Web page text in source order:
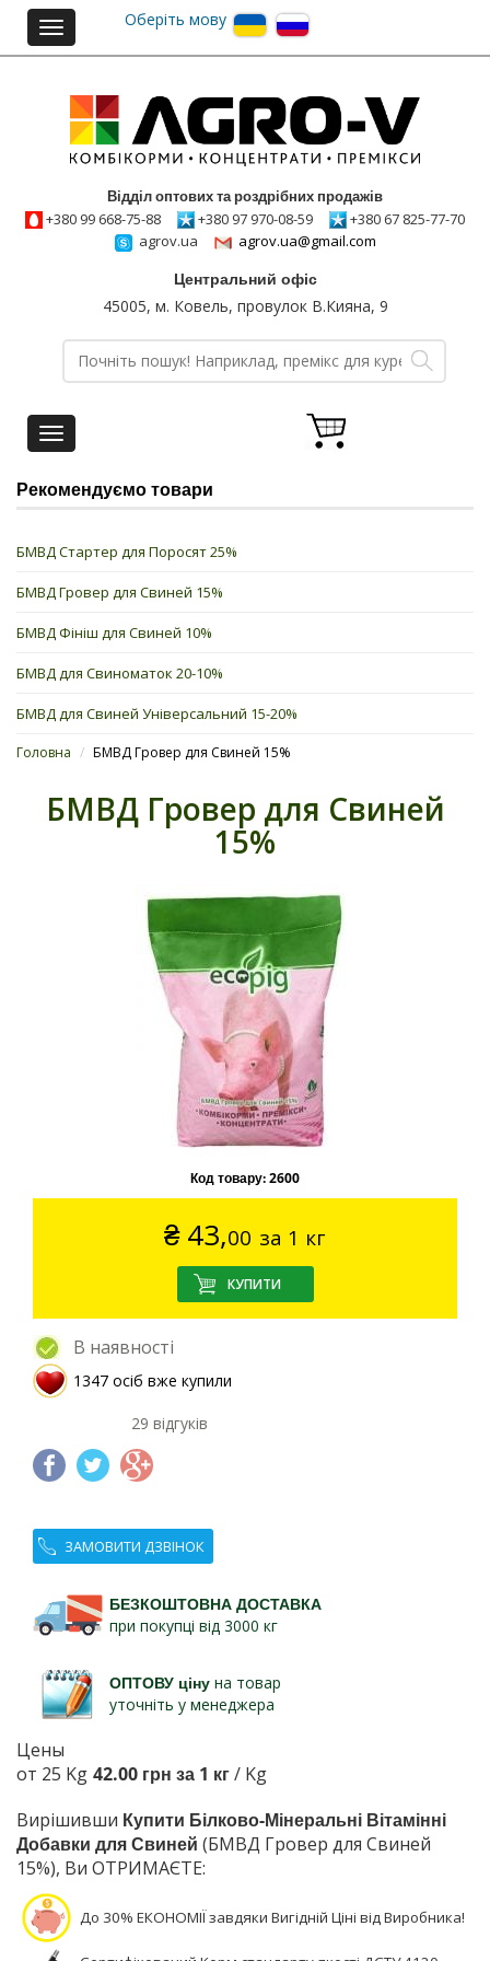
Toggle
navigation
Оберіть мову
Відділ оптових та роздрібних продажів
+380 99 668-75-88
+380 97 970-08-59
+380 67 825-77-70
agrov.ua
agrov.ua@gmail.com
Центральний офіс
45005, м. Ковель, провулок В.Кияна, 9
Toggle
navigation
Рекомендуємо товари
БМВД Стартер для Поросят 25%
БМВД Гровер для Свиней 15%
БМВД Фініш для Свиней 10%
БМВД для Свиноматок 20-10%
БМВД для Свиней Універсальний 15-20%
Головна / БМВД Гровер для Свиней 15%
БМВД Гровер для Свиней
15%
Код товару:2600
₴ 43,00 за 1 кг
В наявності
1347 осіб вже купили
29 відгуків
ЗАМОВИТИ ДЗВІНОК
БЕЗКОШТОВНА ДОСТАВКА
при покупці від 3000 кг
ОПТОВУ ціну на товар
уточніть у менеджера
Цены
от 25 Kg 42.00 грн за 1 кг/ Kg
Вирішивши Купити Білково-Мінеральні Вітамінні
Добавки для Свиней (БМВД Гровер для Свиней
15%), Ви ОТРИМАЄТЕ:
До 30% ЕКОНОМІЇ завдяки Вигідній Ціні від Виробника!